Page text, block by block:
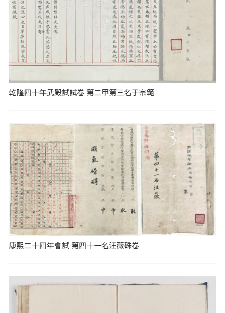
乾隆四十年武殿試試卷 第二甲第三名于宗範
康熙二十四年會試 第四十一名汪薇硃卷